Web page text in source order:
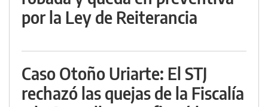
por la Ley de Reiterancia
Caso Otoño Uriarte: El STJ
rechazó las quejas de la Fiscalía